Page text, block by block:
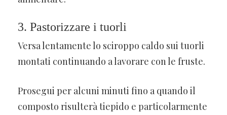
3. Pastorizzare i tuorli
Versa lentamente lo sciroppo caldo sui tuorli
montati continuando a lavorare con le fruste.
Prosegui per alcuni minuti fino a quando il
composto risulterà tiepido e particolarmente